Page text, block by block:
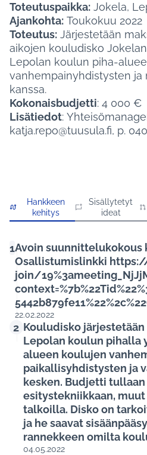
Toteutuspaikka: Jokela,
Ajankohta: Toukokuu 2022
Toteutus: Järjestetään
aikojen kouludisko
Lepolan koulun piha-
vanhempainyhdistysten ja
kanssa.
Kokonaisbudjetti: 4 000 €
Lisätiedot:
katja.repo@tuusula.fi, p.
Hankkeen
kehitys
Sisällytetyt
ideat
1Avoin suunnittelukokous
Osallistumislinkki
join/
22.02.2022
2 Kouludisko järjestetään
Lepolan koulun pihalla
alueen koulujen
paikallisyhdistysten ja
kesken. Budjetti
esitystekniikkaan,
talkoilla. Disko on
ja he saavat
rannekkeen omilta
04.05.2022